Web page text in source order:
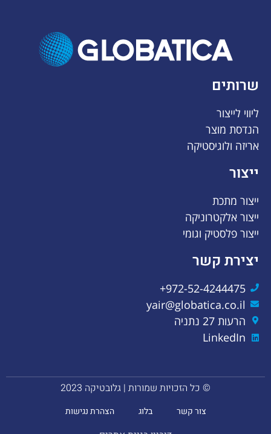
יצירת קשר
972-52-4244475+
yair@globatica.co.il
הרעות 27 נתניה
LinkedIn
ייצור
ייצור מתכת
ייצור אלקטרוניקה
ייצור פלסטיק וגומי
שרותים
ליווי לייצור
הנדסת מוצר
אריזה ולוגיסטיקה
© כל הזכויות שמורות | גלובטיקה 2023
צור קשר בלוג הצהרת נגישות